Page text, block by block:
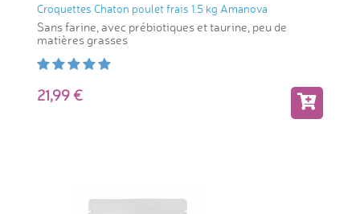
Croquettes Chaton poulet frais 1.5 kg Amanova
Sans farine, avec prébiotiques et taurine, peu de
matières grasses
21,99